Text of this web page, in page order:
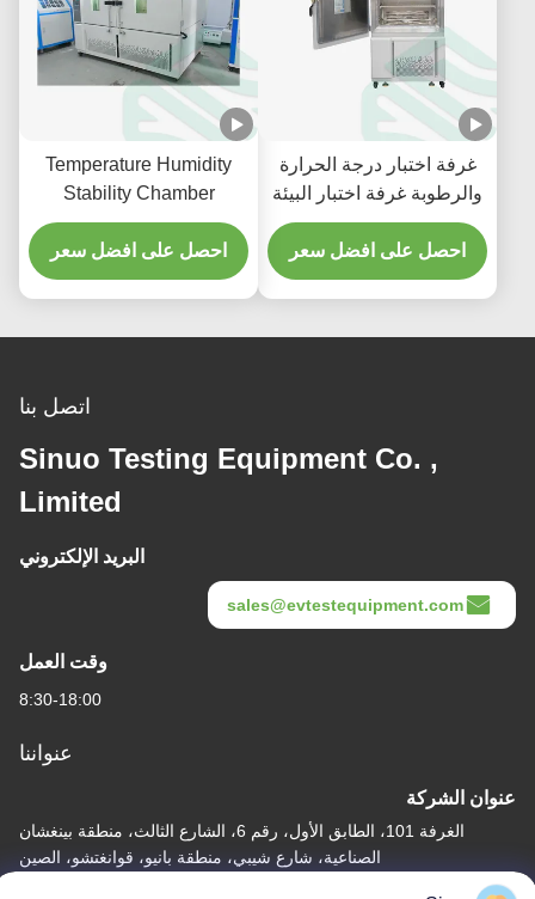
غرفة اختبار درجة الحرارة
والرطوبة غرفة اختبار البيئة
من -70 درجة مئوية إلى
+150 درجة مئوية
احصل على افضل سعر
Temperature Humidity
Stability Chamber
Programmable
Temperature Humidity
Chamber
احصل على افضل سعر
اتصل بنا
Sinuo Testing Equipment Co. ,
Limited
البريد الإلكتروني
sales@evtestequipment.com
وقت العمل
8:30-18:00
عنواننا
عنوان الشركة
الغرفة 101، الطابق الأول، رقم 6، الشارع الثالث، منطقة بينغشان
الصناعية، شارع شيبي، منطقة بانيو، قوانغتشو، الصين